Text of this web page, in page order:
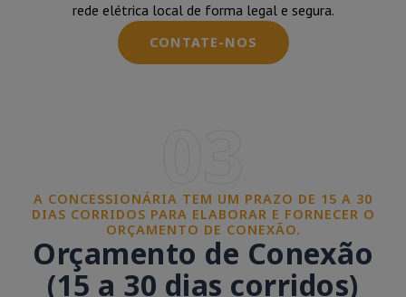
rede elétrica local de forma legal e segura.
CONTATE-NOS
A CONCESSIONÁRIA TEM UM PRAZO DE 15 A 30
DIAS CORRIDOS PARA ELABORAR E FORNECER O
ORÇAMENTO DE CONEXÃO.
Orçamento de Conexão
(15 a 30 dias corridos)